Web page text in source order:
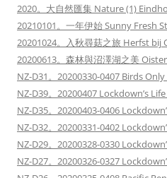
2020。大自然匯集 Nature (1)
20210101。一年伊始 Sunny Fresh
20201024。入秋尋菇之旅 Herfst bij
20200613。森林與沼澤湖之美
NZ-D31。20200330-0407 Birds
NZ-D39。20200407 Lockdown’s
NZ-D35。20200403-0406
NZ-D32。20200331-0402
NZ-D29。20200328-0330
NZ-D27。20200326-0327